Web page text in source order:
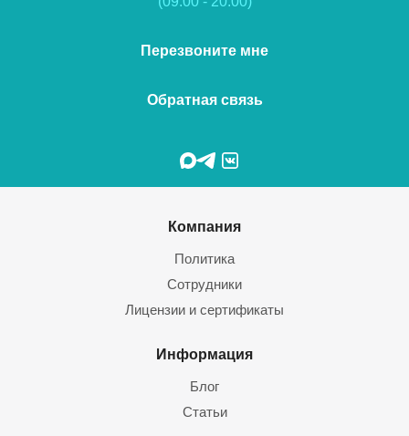
Перезвоните мне
Обратная связь
Компания
Политика
Сотрудники
Лицензии и сертификаты
Информация
Блог
Статьи